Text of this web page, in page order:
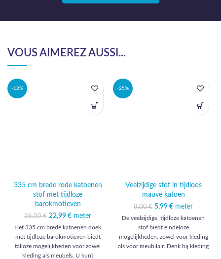
VOUS AIMEREZ AUSSI...
-12%
335 cm brede rode katoenen
stof met tijdloze
barokmotieven
26,00€
Oorspronkelijke
prijs was: 26,00 €.
22,99 €
Huidige
prijs is:
22,99 €.
meter
Het 335 cm brede katoenen doek
met tijdloze barokmotieven biedt
talloze mogelijkheden voor zowel
kleding als meubels. U kunt
-25%
Veelzijdige stof in tijdloos
mauve katoen
8,00€
Oorspronkelijke
prijs was: 8,00 €.
5,99 € Huidige prijs
is: 5,99 €.
meter
De veelzijdige, tijdloze katoenen
stof biedt eindeloze
mogelijkheden, zowel voor kleding
als voor meubilair. Denk bij kleding